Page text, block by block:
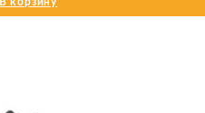
В корзину